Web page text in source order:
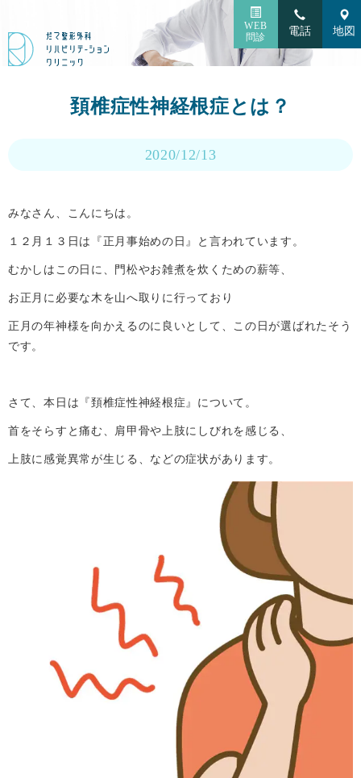
WEB
問診
電話 地図
頚椎症性神経根症とは？
2020/12/13
みなさん、こんにちは。
１２月１３日は『正月事始めの日』と言われています。
むかしはこの日に、門松やお雑煮を炊くための薪等、
お正月に必要な木を山へ取りに行っており
正月の年神様を向かえるのに良いとして、この日が選ばれたそう
です。
さて、本日は『頚椎症性神経根症』について。
首をそらすと痛む、肩甲骨や上肢にしびれを感じる、
上肢に感覚異常が生じる、などの症状があります。